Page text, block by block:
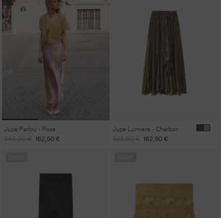
Jupe Parlou - Rose
Prix
365,00 € Prix
182,50 €
Jupe Lumiere - Charbon
Prix
325,00 € Prix
162,50 €